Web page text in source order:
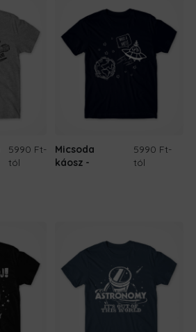
5990 Ft-
tól
Micsoda
káosz
5990 Ft-
tól